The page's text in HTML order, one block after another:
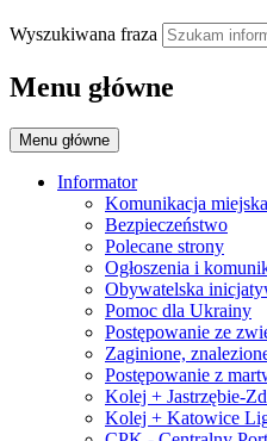
Wyszukiwana fraza
Menu główne
Menu główne
Informator
Komunikacja miejska
Bezpieczeństwo
Polecane strony
Ogłoszenia i
Obywatelska
Pomoc dla Ukrainy
Postępowanie ze
Zaginione,
Postępowanie z
Kolej + Jastrzębie-
Kolej + Katowice